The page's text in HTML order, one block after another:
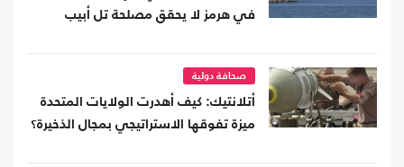
في هرمز لا يحقق مصلحة تل أبيب
صحافة دولية
أتلانتيك: كيف أهدرت الولايات المتحدة
ميزة تفوقها الاستراتيجي بمجال الذخيرة؟